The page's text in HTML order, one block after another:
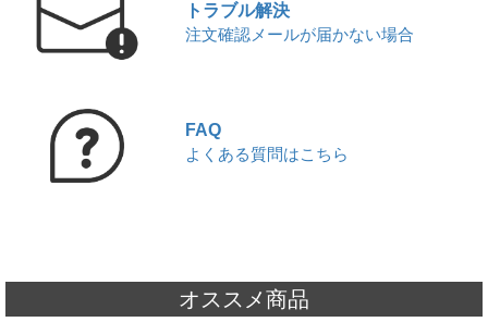
2026,05,29
【本日限定】ワールドカップ開催記念セール第2弾
2026,05,27
【5/22限定】ワールドカップ開催記念セール｜対象商品20%OFF
2026,05,20
使い捨て電子タバコ7DAZE EGGE(エギー)入荷いたしました!!
2026,05,16
JUUL対応型ブランド altpods / ICEPODを入荷いたしました!!
トラブル解決
注文確認メールが届かない場合
FAQ
よくある質問はこちら
オススメ商品